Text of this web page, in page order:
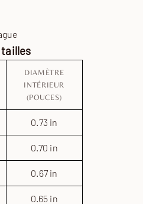
tailles
DIAMÈTRE
INTÉRIEUR
(POUCES)
0.73 in
0.70 in
0.67 in
0.65 in